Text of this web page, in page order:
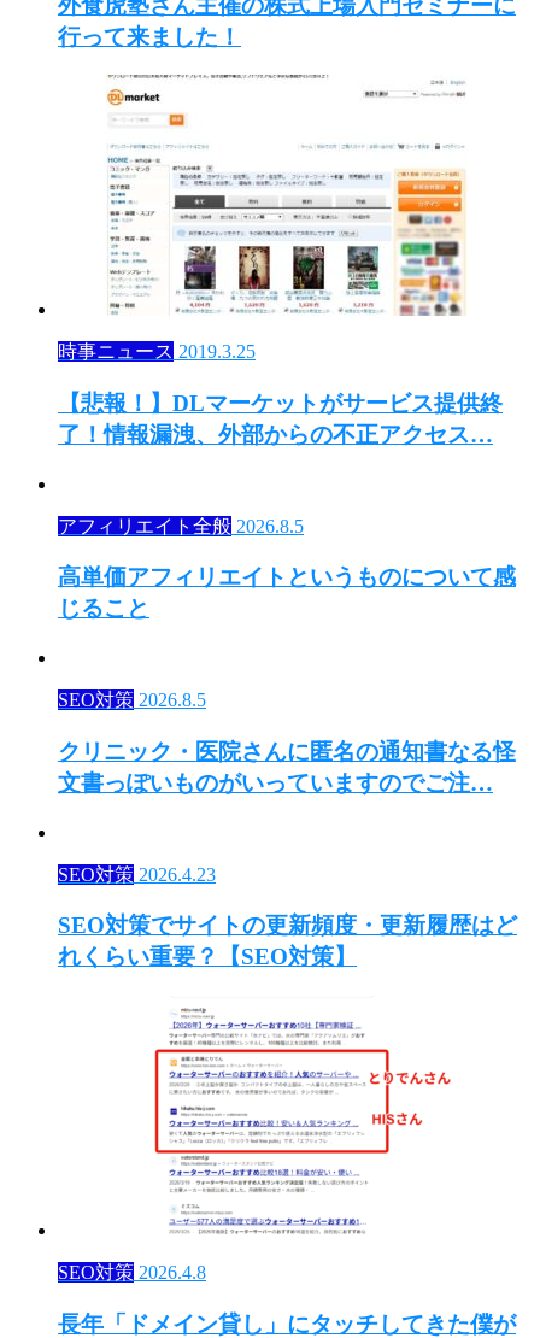
行って来ました！
時事ニュース 2019.3.25
【悲報！】DLマーケットがサービス提供終
了！情報漏洩、外部からの不正アクセス…
アフィリエイト全般 2026.8.5
高単価アフィリエイトというものについて感
じること
SEO対策 2026.8.5
クリニック・医院さんに匿名の通知書なる怪
文書っぽいものがいっていますのでご注…
SEO対策 2026.4.23
SEO対策でサイトの更新頻度・更新履歴はど
れくらい重要？【SEO対策】
SEO対策 2026.4.8
長年「ドメイン貸し」にタッチしてきた僕が